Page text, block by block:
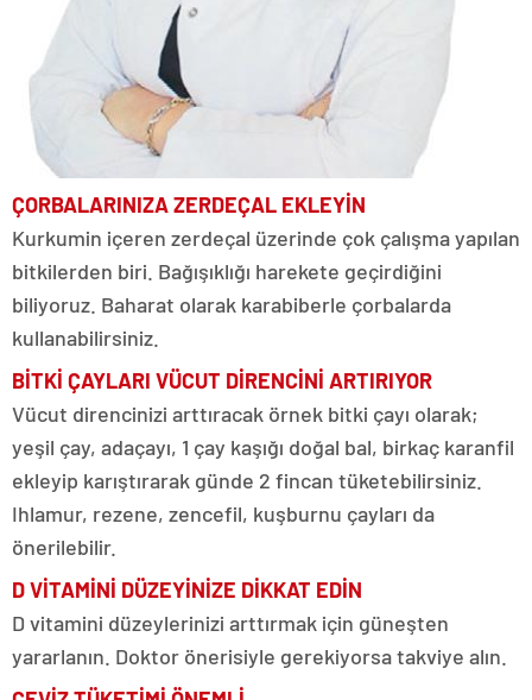
ÇORBALARINIZA ZERDEÇAL EKLEYİN
Kurkumin içeren zerdeçal üzerinde çok çalışma yapılan
bitkilerden biri. Bağışıklığı harekete geçirdiğini
biliyoruz. Baharat olarak karabiberle çorbalarda
kullanabilirsiniz.
BİTKİ ÇAYLARI VÜCUT DİRENCİNİ ARTIRIYOR
Vücut direncinizi arttıracak örnek bitki çayı olarak;
yeşil çay, adaçayı, 1 çay kaşığı doğal bal, birkaç karanfil
ekleyip karıştırarak günde 2 fincan tüketebilirsiniz.
Ihlamur, rezene, zencefil, kuşburnu çayları da
önerilebilir.
D VİTAMİNİ DÜZEYİNİZE DİKKAT EDİN
D vitamini düzeylerinizi arttırmak için güneşten
yararlanın. Doktor önerisiyle gerekiyorsa takviye alın.